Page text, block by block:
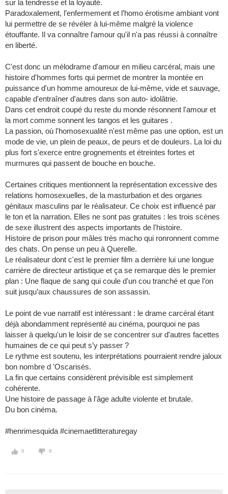
sur la tendresse et la loyauté.
Paradoxalement, l’enfermement et l’homo érotisme ambiant vont
lui permettre de se révéler à lui-même malgré la violence
étouffante. Il va connaître l'amour qu'il n'a pas réussi à connaître
en liberté.
C'est donc un mélodrame d'amour en milieu carcéral, mais une
histoire d'hommes forts qui permet de montrer la montée en
puissance d'un homme amoureux de lui-même, vide et sauvage,
capable d'entraîner d'autres dans son auto- idolâtrie.
Dans cet endroit coupé du reste du monde résonnent l'amour et
la mort comme sonnent les tangos et les guitares .
La passion, où l'homosexualité n'est même pas une option, est un
mode de vie, un plein de peaux, de peurs et de douleurs. La loi du
plus fort s'exerce entre grognements et étreintes fortes et
murmures qui passent de bouche en bouche.
Certaines critiques mentionnent la représentation excessive des
relations homosexuelles, de la masturbation et des organes
génitaux masculins par le réalisateur. Ce choix est influencé par
le ton et la narration. Elles ne sont pas gratuites : les trois scènes
de sexe illustrent des aspects importants de l'histoire.
Histoire de prison pour mâles très macho qui ronronnent comme
des chats. On pense un peu à Querelle.
Le réalisateur dont c'est le premier film a derrière lui une longue
carrière de directeur artistique et ça se remarque dès le premier
plan : Une flaque de sang qui coule d'un cou tranché et que l’on
suit jusqu’aux chaussures de son assassin.
Le point de vue narratif est intéressant : le drame carcéral étant
déjà abondamment représenté au cinéma, pourquoi ne pas
laisser à quelqu'un le loisir de se concentrer sur d'autres facettes
humaines de ce qui peut s’y passer ?
Le rythme est soutenu, les interprétations pourraient rendre jaloux
bon nombre d 'Oscarisés.
La fin que certains considèrent prévisible est simplement
cohérente.
Une histoire de passage à l'âge adulte violente et brutale.
Du bon cinéma.
#henrimesquida #cinemaetlitteraturegay
0 0